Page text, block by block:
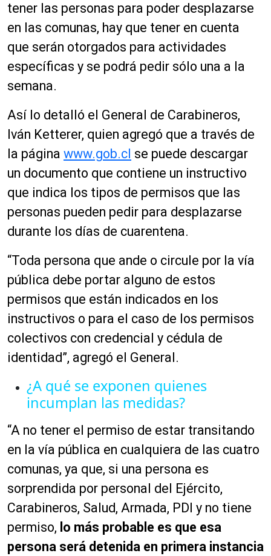
tener las personas para poder desplazarse
en las comunas, hay que tener en cuenta
que serán otorgados para actividades
específicas y se podrá pedir sólo una a la
semana.
Así lo detalló el General de Carabineros,
Iván Ketterer, quien agregó que a través de
la página www.gob.cl se puede descargar
un documento que contiene un instructivo
que indica los tipos de permisos que las
personas pueden pedir para desplazarse
durante los días de cuarentena.
“Toda persona que ande o circule por la vía
pública debe portar alguno de estos
permisos que están indicados en los
instructivos o para el caso de los permisos
colectivos con credencial y cédula de
identidad”, agregó el General.
¿A qué se exponen quienes
incumplan las medidas?
“A no tener el permiso de estar transitando
en la vía pública en cualquiera de las cuatro
comunas, ya que, si una persona es
sorprendida por personal del Ejército,
Carabineros, Salud, Armada, PDI y no tiene
permiso, lo más probable es que esa
persona será detenida en primera instancia